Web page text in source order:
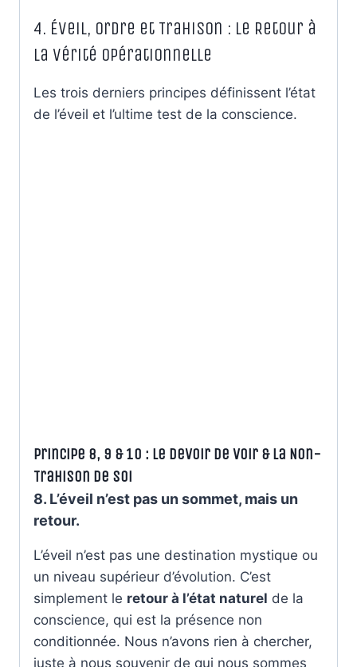
4. Éveil, Ordre et Trahison : Le Retour à
la Vérité Opérationnelle
Les trois derniers principes définissent l’état
de l’éveil et l’ultime test de la conscience.
Principe 8, 9 & 10 : Le Devoir de Voir & La Non-
Trahison de Soi
8. L’éveil n’est pas un sommet, mais un
retour.
L’éveil n’est pas une destination mystique ou
un niveau supérieur d’évolution. C’est
simplement le retour à l’état naturel de la
conscience, qui est la présence non
conditionnée. Nous n’avons rien à chercher,
juste à nous souvenir de qui nous sommes